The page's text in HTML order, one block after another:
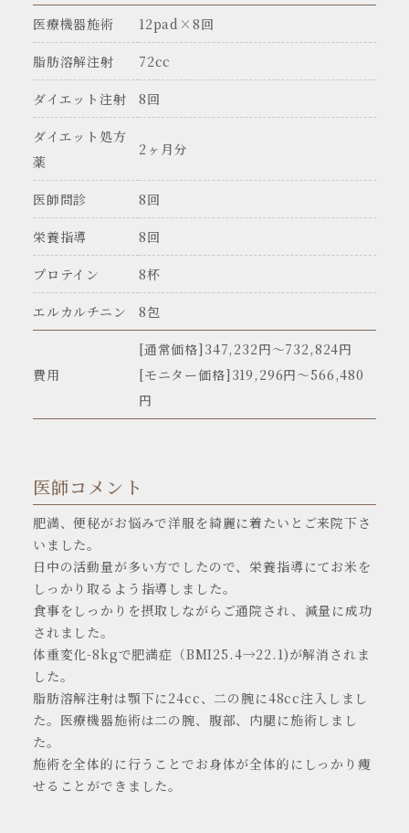
医療機器施術 12pad×8回
脂肪溶解注射 72cc
ダイエット注射 8回
ダイエット処方
薬
2ヶ月分
医師問診 8回
栄養指導 8回
プロテイン 8杯
エルカルチニン 8包
費用
[通常価格]347,232円〜732,824円
[モニター価格]319,296円～566,480
円
医師コメント
肥満、便秘がお悩みで洋服を綺麗に着たいとご来院下さ
いました。
日中の活動量が多い方でしたので、栄養指導にてお米を
しっかり取るよう指導しました。
食事をしっかりを摂取しながらご通院され、減量に成功
されました。
体重変化-8kgで肥満症（BMI25.4→22.1)が解消されま
した。
脂肪溶解注射は顎下に24cc、二の腕に48cc注入しまし
た。医療機器施術は二の腕、腹部、内腿に施術しまし
た。
施術を全体的に行うことでお身体が全体的にしっかり痩
せることができました。